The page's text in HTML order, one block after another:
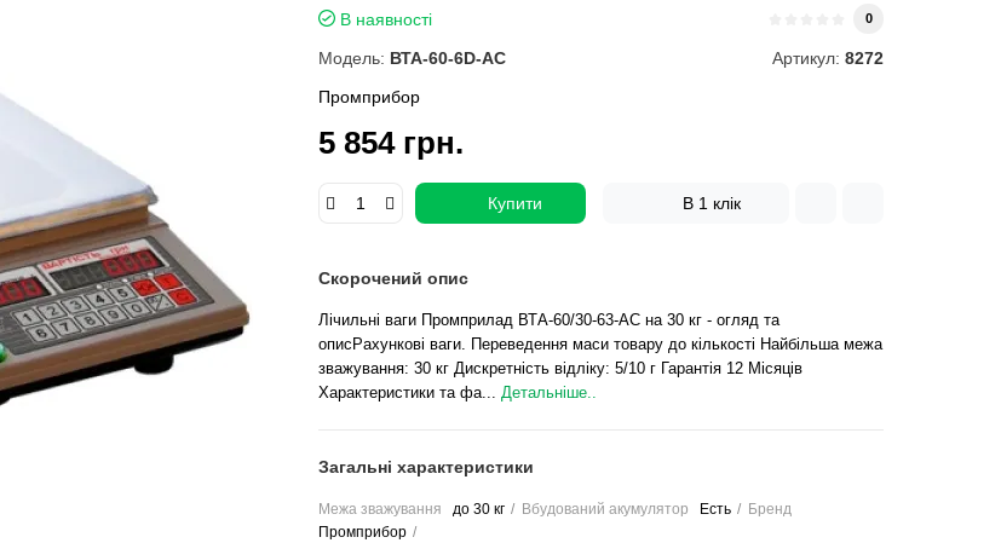
В наявності 0
Модель: ВТА-60-6D-AC Артикул: 8272
Промприбор
5 854 грн.
Купити В 1 клік
Скорочений опис
Лічильні ваги Промприлад ВТА-60/30-63-АС на 30 кг - огляд та
описРахункові ваги. Переведення маси товару до кількості Найбільша межа
зважування: 30 кг Дискретність відліку: 5/10 г Гарантія 12 Місяців
Характеристики та фа... Детальніше..
Загальні характеристики
Межа зважування до 30 кг Вбудований акумулятор Есть
Бренд
Промприбор